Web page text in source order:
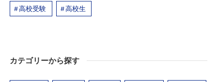
高校受験 高校生
カテゴリーから探す